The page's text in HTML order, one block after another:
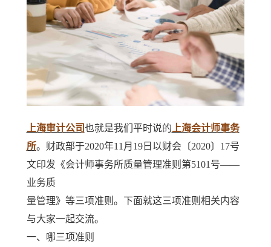
上海审计公司也就是我们平时说的上海会计师事务
所。财政部于2020年11月19日以财会〔2020〕17号
文印发《会计师事务所质量管理准则第5101号——
业务质
量管理》等三项准则。下面就这三项准则相关内容
与大家一起交流。
一、哪三项准则